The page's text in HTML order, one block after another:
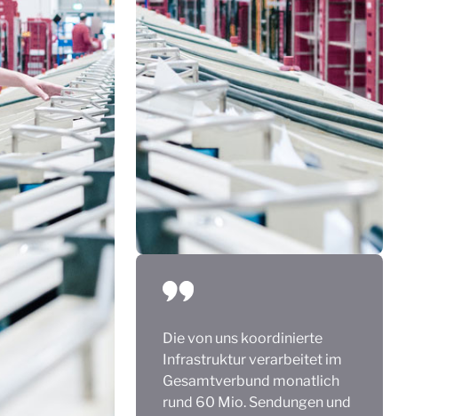
Die von uns koordinierte
Infrastruktur verarbeitet im
Gesamtverbund monatlich
rund 60 Mio. Sendungen und